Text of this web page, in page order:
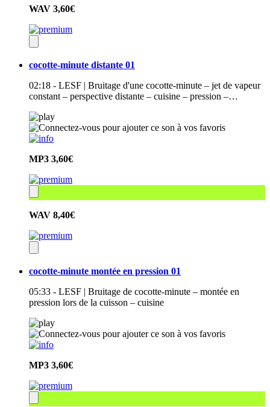
WAV 3,60€
cocotte-minute distante 01
02:18 - LESF | Bruitage d'une cocotte-minute – jet de vapeur
constant – perspective distante – cuisine – pression –…
MP3 3,60€
WAV 8,40€
cocotte-minute montée en pression 01
05:33 - LESF | Bruitage de cocotte-minute – montée en
pression lors de la cuisson – cuisine
MP3 3,60€